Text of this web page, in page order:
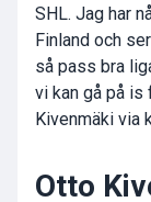
SHL. Jag har
Finland och
så pass bra
vi kan gå på is
Kivenmäki via
Otto